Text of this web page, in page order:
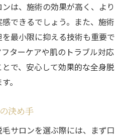
は、施術の効果が高く、より
できるでしょう。また、施術
最小限に抑える技術も重要で
ターケアや肌のトラブル対応
で、安心して効果的な全身脱
。
決め手
サロンを選ぶ際には、まず口